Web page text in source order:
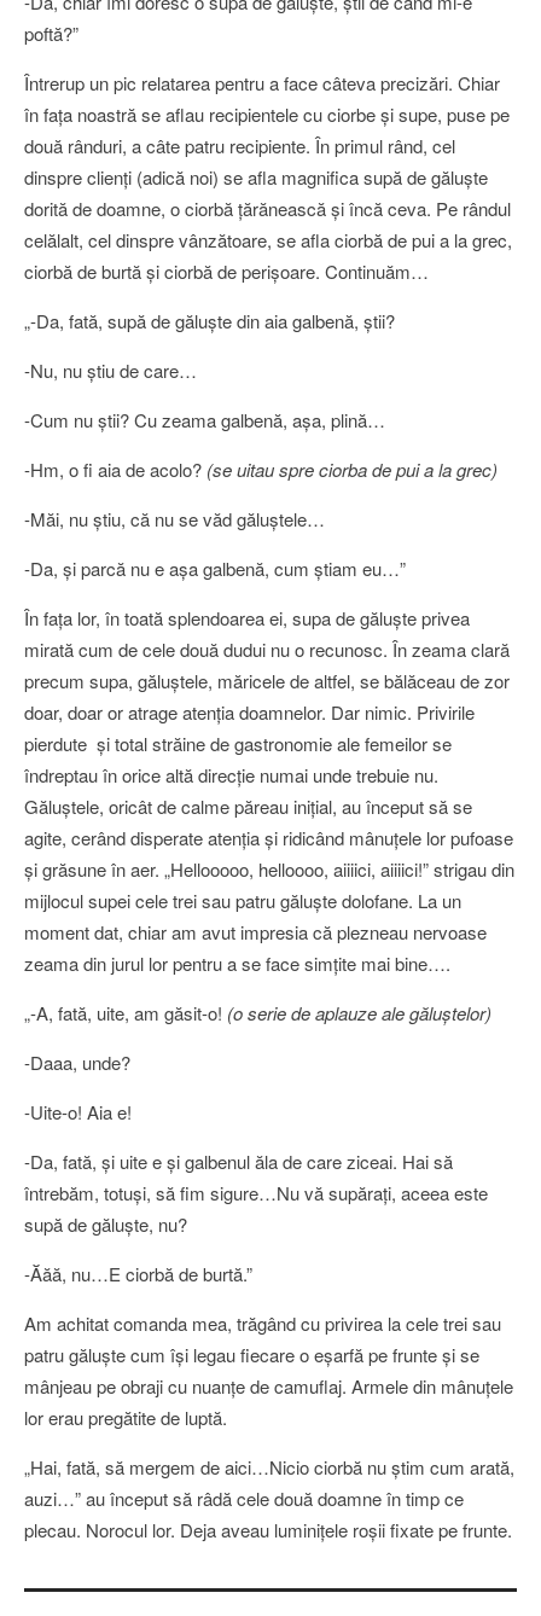
poftă?”
Întrerup un pic relatarea pentru a face câteva precizări. Chiar
în faţa noastră se aflau recipientele cu ciorbe şi supe, puse pe
două rânduri, a câte patru recipiente. În primul rând, cel
dinspre clienţi (adică noi) se afla magnifica supă de găluşte
dorită de doamne, o ciorbă ţărănească şi încă ceva. Pe rândul
celălalt, cel dinspre vânzătoare, se afla ciorbă de pui a la grec,
ciorbă de burtă şi ciorbă de perişoare. Continuăm…
„-Da, fată, supă de găluşte din aia galbenă, ştii?
-Nu, nu ştiu de care…
-Cum nu ştii? Cu zeama galbenă, aşa, plină…
-Hm, o fi aia de acolo? (se uitau spre ciorba de pui a la grec)
-Măi, nu ştiu, că nu se văd găluştele…
-Da, şi parcă nu e aşa galbenă, cum ştiam eu…”
În faţa lor, în toată splendoarea ei, supa de găluşte privea
mirată cum de cele două dudui nu o recunosc. În zeama clară
precum supa, găluştele, măricele de altfel, se bălăceau de zor
doar, doar or atrage atenţia doamnelor. Dar nimic. Privirile
pierdute şi total străine de gastronomie ale femeilor se
îndreptau în orice altă direcţie numai unde trebuie nu.
Găluştele, oricât de calme păreau iniţial, au început să se
agite, cerând disperate atenţia şi ridicând mânuţele lor pufoase
şi grăsune în aer. „Hellooooo, helloooo, aiiiici, aiiiici!” strigau din
mijlocul supei cele trei sau patru găluşte dolofane. La un
moment dat, chiar am avut impresia că plezneau nervoase
zeama din jurul lor pentru a se face simţite mai bine….
„-A, fată, uite, am găsit-o! (o serie de aplauze ale găluştelor)
-Daaa, unde?
-Uite-o! Aia e!
-Da, fată, şi uite e şi galbenul ăla de care ziceai. Hai să
întrebăm, totuşi, să fim sigure…Nu vă supăraţi, aceea este
supă de găluşte, nu?
-Ăăă, nu…E ciorbă de burtă.”
Am achitat comanda mea, trăgând cu privirea la cele trei sau
patru găluşte cum îşi legau fiecare o eşarfă pe frunte şi se
mânjeau pe obraji cu nuanţe de camuflaj. Armele din mânuţele
lor erau pregătite de luptă.
„Hai, fată, să mergem de aici…Nicio ciorbă nu ştim cum arată,
auzi…” au început să râdă cele două doamne în timp ce
plecau. Norocul lor. Deja aveau luminiţele roşii fixate pe frunte.